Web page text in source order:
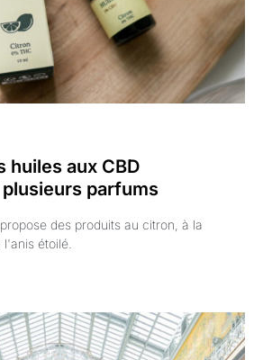
huiles aux CBD
parfums
des produits au citron, à la
étoilé.